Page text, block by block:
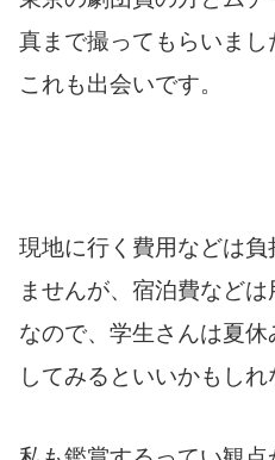
真まで撮ってもらいまし
これも出会いです。
現地に行く費用などは負
ませんが、宿泊費など
なので、学生さんは夏
してみるといいかもしれ